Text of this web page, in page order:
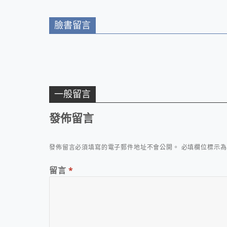
臉書留言
一般留言
發佈留言
發佈留言必須填寫的電子郵件地址不會公開。 必填欄位標示
留言 *